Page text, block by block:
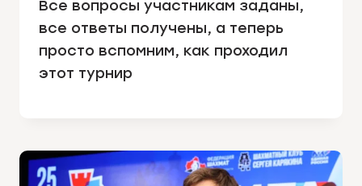
Все вопросы участникам заданы,
все ответы получены, а теперь
просто вспомним, как проходил
этот турнир